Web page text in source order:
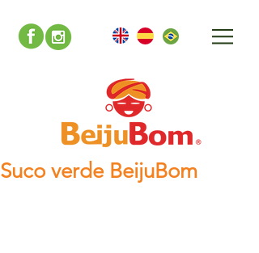
Suco verde BeijuBom